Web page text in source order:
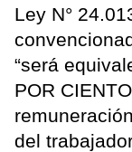
Ley N°
“será
POR
del